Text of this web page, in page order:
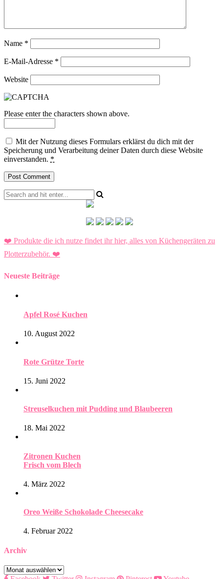
Name *
E-Mail-Adresse *
Website
Please enter the characters shown above.
Mit der Nutzung dieses Formulars erklärst du dich mit der
Speicherung und Verarbeitung deiner Daten durch diese Website
einverstanden. *
❤️ Produkte die ich nutze findet ihr hier, alles von Küchengeräten zu
Plotterzubehör. ❤️
Neueste Beiträge
Apfel Rosé Kuchen
10. August 2022
Rote Grütze Torte
15. Juni 2022
Streuselkuchen mit Pudding und Blaubeeren
18. Mai 2022
Zitronen Kuchen
Frisch vom Blech
4. März 2022
Oreo Weiße Schokolade Cheesecake
4. Februar 2022
Archiv
Archiv